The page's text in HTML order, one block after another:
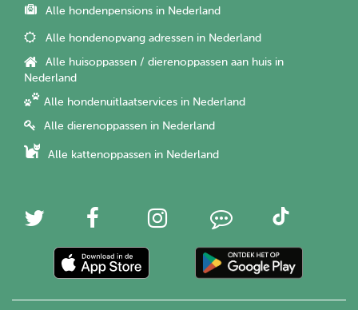
Alle hondenpensions in Nederland
Alle hondenopvang adressen in Nederland
Alle huisoppassen / dierenoppassen aan huis in
Nederland
Alle hondenuitlaatservices in Nederland
Alle dierenoppassen in Nederland
Alle kattenoppassen in Nederland